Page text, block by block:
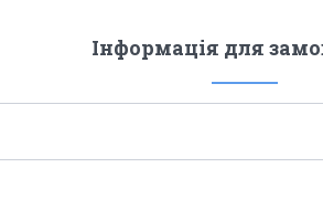
Інформація для